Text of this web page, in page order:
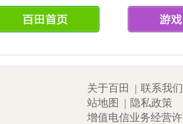
关于百田 | 联系我们
站地图
| 隐私政策
增值电信业务经营